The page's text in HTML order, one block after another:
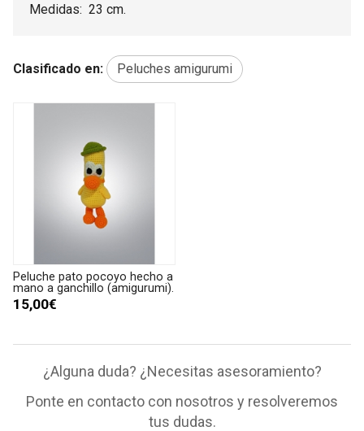
Medidas: 23 cm.
Clasificado en: Peluches amigurumi
Peluche pato pocoyo hecho a
mano a ganchillo (amigurumi).
15,00€
¿Alguna duda? ¿Necesitas asesoramiento?
Ponte en contacto con nosotros y resolveremos
tus dudas.